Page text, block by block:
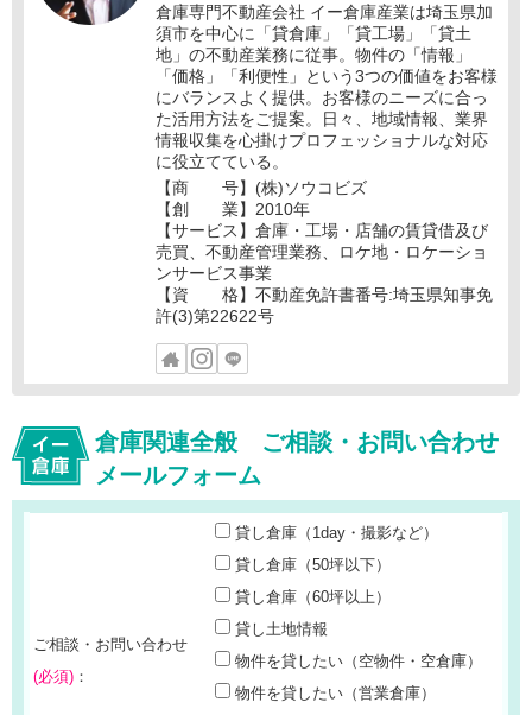
倉庫専門不動産会社 イー倉庫産業は埼玉県加
須市を中心に「貸倉庫」「貸工場」「貸土
地」の不動産業務に従事。物件の「情報」
「価格」「利便性」という3つの価値をお客様
にバランスよく提供。お客様のニーズに合っ
た活用方法をご提案。日々、地域情報、業界
情報収集を心掛けプロフェッショナルな対応
に役立てている。
【商 号】(株)ソウコビズ
【創 業】2010年
【サービス】倉庫・工場・店舗の賃貸借及び
売買、不動産管理業務、ロケ地・ロケーショ
ンサービス事業
【資 格】不動産免許書番号:埼玉県知事免
許(3)第22622号
倉庫関連全般 ご相談・お問い合わせ
メールフォーム
ご相談・お問い合わせ
(必須) ：
貸し倉庫（1day・撮影など）
貸し倉庫（50坪以下）
貸し倉庫（60坪以上）
貸し土地情報
物件を貸したい（空物件・空倉庫）
物件を貸したい（営業倉庫）